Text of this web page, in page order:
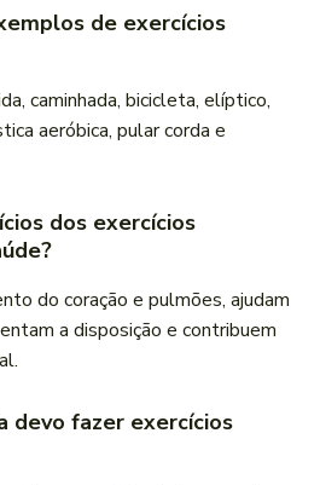
de exercícios
caminhada, bicicleta, elíptico,
aeróbica, pular corda e
dos exercícios
do coração e pulmões, ajudam
a disposição e contribuem
devo fazer exercícios